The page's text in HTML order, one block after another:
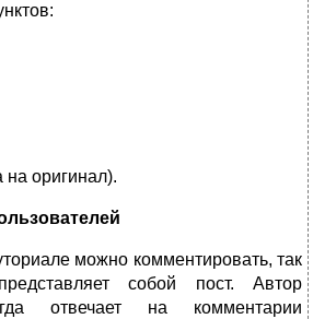
на оригинал).
можно комментировать, так
собой пост. Автор
отвечает на комментарии